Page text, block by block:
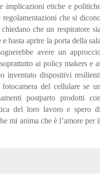
implicazioni etiche e
che si
che un respiratore sia
basta aprire la porta della sala
avere un
ai policy makers e ai
inventato dispositivi resilienti
del cellulare se un
postparto prodotti con
del loro lavoro e spero di
mi anima che è l’amore per il